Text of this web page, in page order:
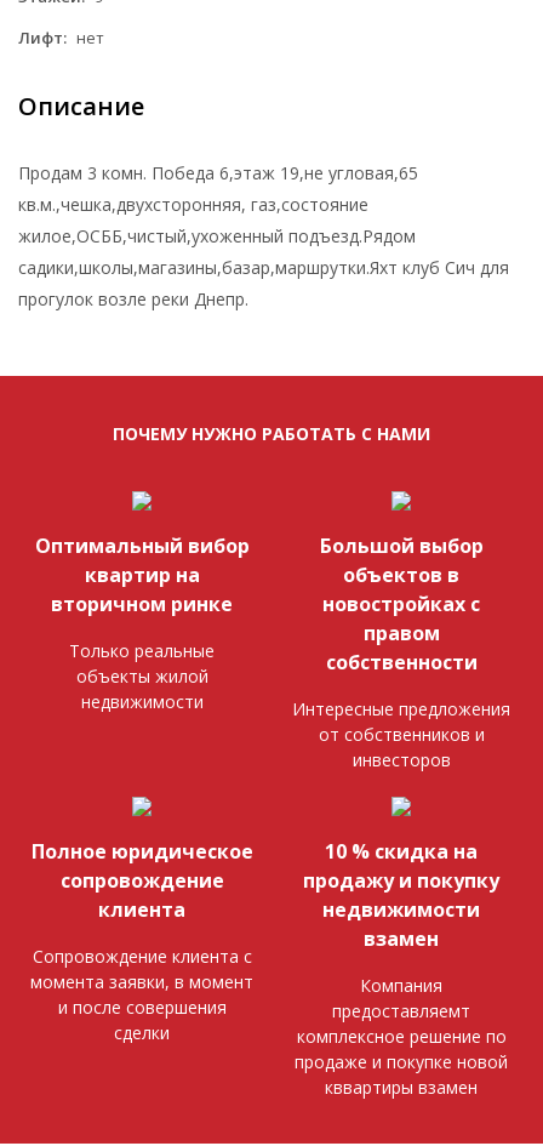
Лифт: нет
Описание
Продам 3 комн. Победа 6,этаж 19,не угловая,65
кв.м.,чешка,двухсторонняя, газ,состояние
жилое,ОСББ,чистый,ухоженный подъезд.Рядом
садики,школы,магазины,базар,маршрутки.Яхт клуб Сич для
прогулок возле реки Днепр.
ПОЧЕМУ НУЖНО РАБОТАТЬ С НАМИ
Оптимальный вибор
квартир на
вторичном ринке
Только реальные
объекты жилой
недвижимости
Большой выбор
объектов в
новостройках с
правом
собственности
Интересные предложения
от собственников и
инвесторов
Полное юридическое
сопровождение
клиента
Сопровождение клиента с
момента заявки, в момент
и после совершения
сделки
10 % скидка на
продажу и покупку
недвижимости
взамен
Компания
предоставляемт
комплексное решение по
продаже и покупке новой
кввартиры взамен